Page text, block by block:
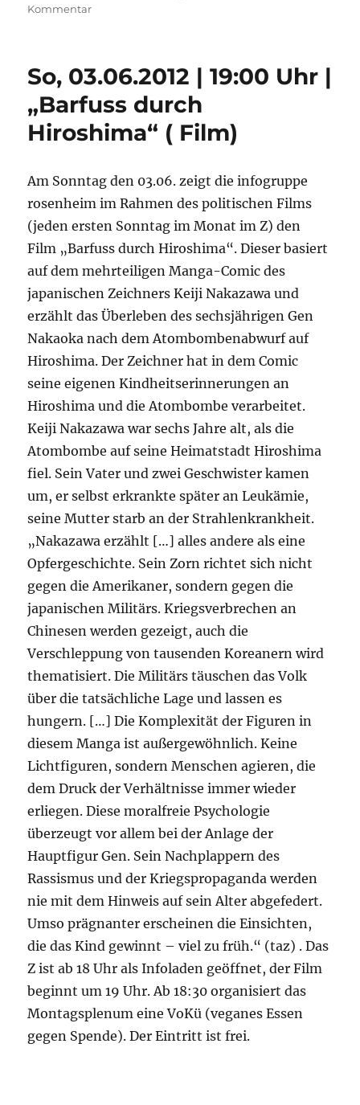
am
Kommentarzu
19:30
|
Klima-
Killer
(Vortrag)
So, 03.06.2012 | 19:00 Uhr |
„Barfuss durch
Hiroshima“ ( Film)
Am Sonntag den 03.06. zeigt die infogruppe
rosenheim im Rahmen des politischen Films
(jeden ersten Sonntag im Monat im Z) den
Film „Barfuss durch Hiroshima“. Dieser basiert
auf dem mehrteiligen Manga-Comic des
japanischen Zeichners Keiji Nakazawa und
erzählt das Überleben des sechsjährigen Gen
Nakaoka nach dem Atombombenabwurf auf
Hiroshima. Der Zeichner hat in dem Comic
seine eigenen Kindheitserinnerungen an
Hiroshima und die Atombombe verarbeitet.
Keiji Nakazawa war sechs Jahre alt, als die
Atombombe auf seine Heimatstadt Hiroshima
fiel. Sein Vater und zwei Geschwister kamen
um, er selbst erkrankte später an Leukämie,
seine Mutter starb an der Strahlenkrankheit.
„Nakazawa erzählt […] alles andere als eine
Opfergeschichte. Sein Zorn richtet sich nicht
gegen die Amerikaner, sondern gegen die
japanischen Militärs. Kriegsverbrechen an
Chinesen werden gezeigt, auch die
Verschleppung von tausenden Koreanern wird
thematisiert. Die Militärs täuschen das Volk
über die tatsächliche Lage und lassen es
hungern. […] Die Komplexität der Figuren in
diesem Manga ist außergewöhnlich. Keine
Lichtfiguren, sondern Menschen agieren, die
dem Druck der Verhältnisse immer wieder
erliegen. Diese moralfreie Psychologie
überzeugt vor allem bei der Anlage der
Hauptfigur Gen. Sein Nachplappern des
Rassismus und der Kriegspropaganda werden
nie mit dem Hinweis auf sein Alter abgefedert.
Umso prägnanter erscheinen die Einsichten,
die das Kind gewinnt – viel zu früh.“ (taz) . Das
Z ist ab 18 Uhr als Infoladen geöffnet, der Film
beginnt um 19 Uhr. Ab 18:30 organisiert das
Montagsplenum eine VoKü (veganes Essen
gegen Spende). Der Eintritt ist frei.